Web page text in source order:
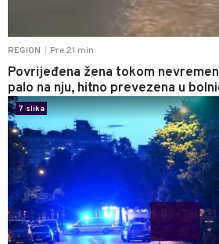
REGION Pre 21 min
Povrijeđena žena tokom
palo na nju, hitno prevezena u
7 slika